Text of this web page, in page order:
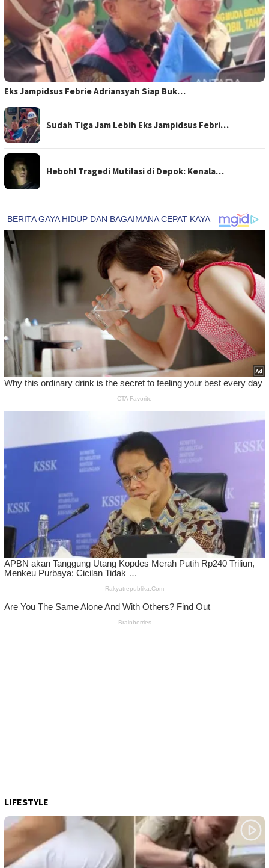
Eks Jampidsus Febrie Adriansyah Siap Buk…
Sudah Tiga Jam Lebih Eks Jampidsus Febri…
Heboh! Tragedi Mutilasi di Depok: Kenala…
LIFESTYLE